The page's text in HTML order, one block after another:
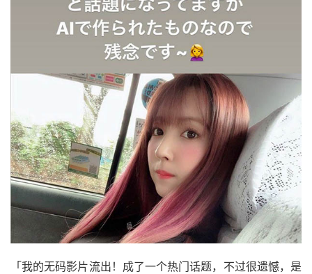
「我的无码影片流出！成了一个热门话题，不过很遗憾，是